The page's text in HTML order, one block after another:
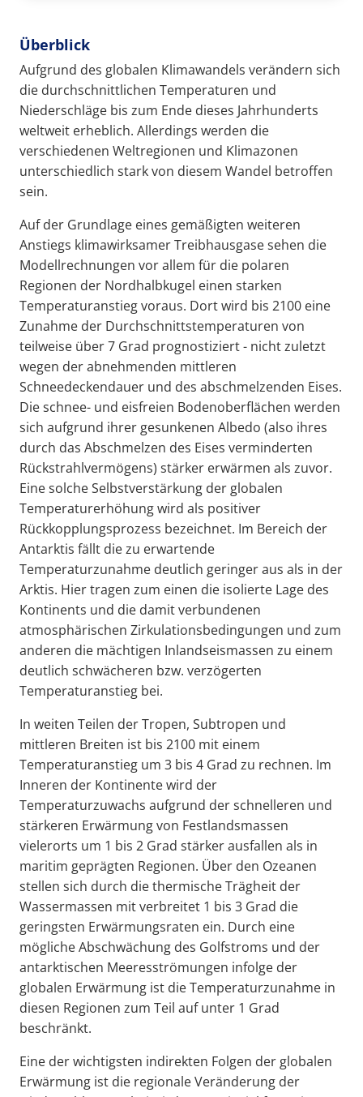
Überblick
Aufgrund des globalen Klimawandels verändern sich
die durchschnittlichen Temperaturen und
Niederschläge bis zum Ende dieses Jahrhunderts
weltweit erheblich. Allerdings werden die
verschiedenen Weltregionen und Klimazonen
unterschiedlich stark von diesem Wandel betroffen
sein.
Auf der Grundlage eines gemäßigten weiteren
Anstiegs klimawirksamer Treibhausgase sehen die
Modellrechnungen vor allem für die polaren
Regionen der Nordhalbkugel einen starken
Temperaturanstieg voraus. Dort wird bis 2100 eine
Zunahme der Durchschnittstemperaturen von
teilweise über 7 Grad prognostiziert - nicht zuletzt
wegen der abnehmenden mittleren
Schneedeckendauer und des abschmelzenden Eises.
Die schnee- und eisfreien Bodenoberflächen werden
sich aufgrund ihrer gesunkenen Albedo (also ihres
durch das Abschmelzen des Eises verminderten
Rückstrahlvermögens) stärker erwärmen als zuvor.
Eine solche Selbstverstärkung der globalen
Temperaturerhöhung wird als positiver
Rückkopplungsprozess bezeichnet. Im Bereich der
Antarktis fällt die zu erwartende
Temperaturzunahme deutlich geringer aus als in der
Arktis. Hier tragen zum einen die isolierte Lage des
Kontinents und die damit verbundenen
atmosphärischen Zirkulationsbedingungen und zum
anderen die mächtigen Inlandseismassen zu einem
deutlich schwächeren bzw. verzögerten
Temperaturanstieg bei.
In weiten Teilen der Tropen, Subtropen und
mittleren Breiten ist bis 2100 mit einem
Temperaturanstieg um 3 bis 4 Grad zu rechnen. Im
Inneren der Kontinente wird der
Temperaturzuwachs aufgrund der schnelleren und
stärkeren Erwärmung von Festlandsmassen
vielerorts um 1 bis 2 Grad stärker ausfallen als in
maritim geprägten Regionen. Über den Ozeanen
stellen sich durch die thermische Trägheit der
Wassermassen mit verbreitet 1 bis 3 Grad die
geringsten Erwärmungsraten ein. Durch eine
mögliche Abschwächung des Golfstroms und der
antarktischen Meeresströmungen infolge der
globalen Erwärmung ist die Temperaturzunahme in
diesen Regionen zum Teil auf unter 1 Grad
beschränkt.
Eine der wichtigsten indirekten Folgen der globalen
Erwärmung ist die regionale Veränderung der